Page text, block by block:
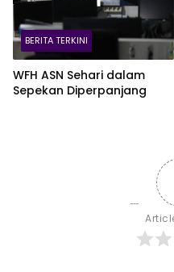
BERITA TERKINI
WFH ASN Sehari dalam
Sepekan Diperpanjang